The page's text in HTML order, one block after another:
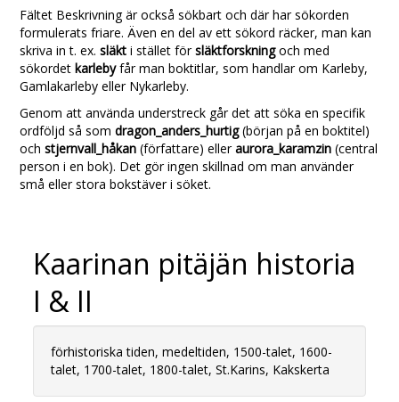
Fältet Beskrivning är också sökbart och där har sökorden
formulerats friare. Även en del av ett sökord räcker, man kan
skriva in t. ex.släkti stället försläktforskningoch med
sökordetkarlebyfår man boktitlar, som handlar om Karleby,
Gamlakarleby eller Nykarleby.
Genom att använda understreck går det att söka en specifik
ordföljd så somdragon_anders_hurtig(början på en boktitel)
ochstjernvall_håkan (författare) elleraurora_karamzin (central
person i en bok). Det gör ingen skillnad om man använder
små eller stora bokstäver i söket.
Kaarinan pitäjän historia
I & II
förhistoriska tiden, medeltiden, 1500-talet, 1600-
talet, 1700-talet, 1800-talet, St.Karins, Kakskerta